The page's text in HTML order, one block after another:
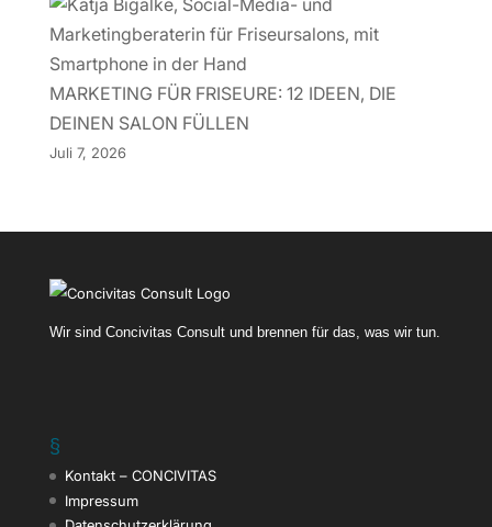
MARKETING FÜR FRISEURE: 12 IDEEN, DIE
DEINEN SALON FÜLLEN
Juli 7, 2026
Wir sind Concivitas Consult und brennen für das, was wir tun.
§
Kontakt – CONCIVITAS
Impressum